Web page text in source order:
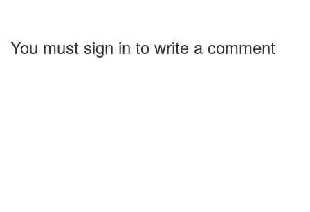
You must sign in to write a comment